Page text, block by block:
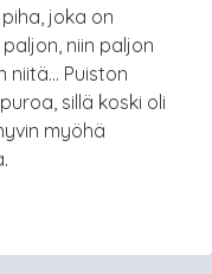
joka on
paljon, niin paljon
niitä… Puiston
sillä koski oli
myöhä